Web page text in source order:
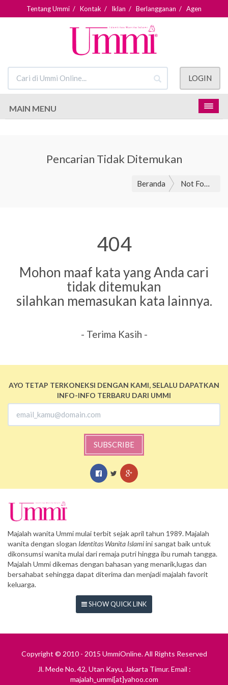
Tentang Ummi / Kontak / Iklan / Berlangganan / Agen
LOGIN
MAIN MENU
Pencarian Tidak Ditemukan
Beranda Not Found
404
Mohon maaf kata yang Anda cari
tidak ditemukan
silahkan memasukan kata lainnya.
- Terima Kasih -
AYO TETAP TERKONEKSI DENGAN KAMI, SELALU DAPATKAN
INFO-INFO TERBARU DARI UMMI
SUBSCRIBE
Majalah wanita Ummi mulai terbit sejak april tahun 1989. Majalah
wanita dengan slogan Identitas Wanita Islamiini sangat baik untuk
dikonsumsi wanita mulai dari remaja putri hingga ibu rumah tangga.
Majalah Ummi dikemas dengan bahasan yang menarik,lugas dan
bersahabat sehingga dapat diterima dan menjadi majalah favorit
keluarga.
SHOW QUICK LINK
Copyright © 2010 - 2015 UmmiOnline. All Rights Reserved
Jl. Mede No. 42, Utan Kayu, Jakarta Timur. Email :
majalah_ummi[at]yahoo.com